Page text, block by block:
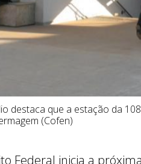
destaca que a estação da
(Cofen)
Federal inicia a